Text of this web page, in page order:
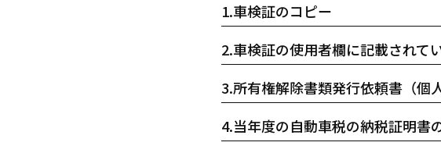
1.車検証のコピー
2.車検証の使用者欄に記載されて
3.所有権解除書類発行依頼書（個
4.当年度の自動車税の納税証明書